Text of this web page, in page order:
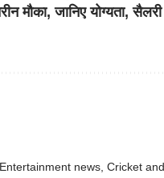
मौका, जानिए योग्यता,
news, Cricket